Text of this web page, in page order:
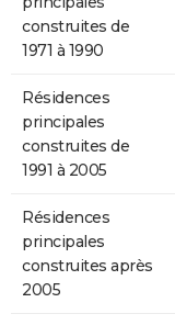
construites de
1971 à 1990
Résidences
principales
construites de
1991 à 2005
Résidences
principales
construites après
2005